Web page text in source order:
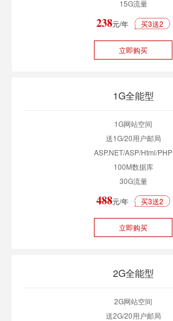
15G流量
238元/年 买3送2
立即购买
1G全能型
1G网站空间
送1G/20用户邮局
ASP.NET/ASP/Html/PHP
100M数据库
30G流量
488元/年 买3送2
立即购买
2G全能型
2G网站空间
送2G/20用户邮局